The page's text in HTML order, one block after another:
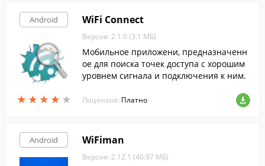
Android
★ ★ ★ ★ ★
★ ★ ★ ★ ★
WiFi Connect
Версия: 2.1.0 (3.1 МБ)
Мобильное приложени, предназначенн
ое для поиска точек доступа с хорошим
уровнем сигнала и подключения к ним.
Лицензия: Платно
Android WiFiman
Версия: 2.12.1 (40.97 МБ)